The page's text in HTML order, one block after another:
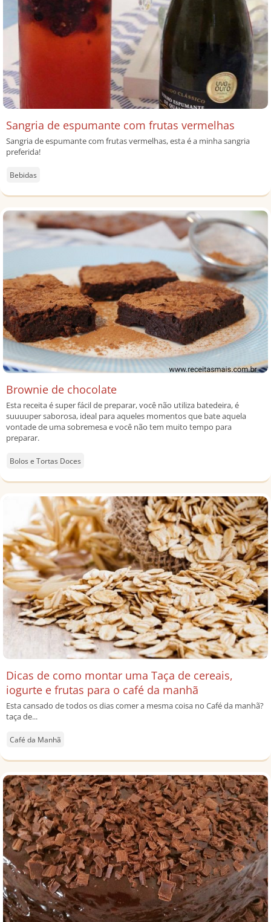
Sangria de espumante com frutas vermelhas
Sangria de espumante com frutas vermelhas, esta é a minha sangria
preferida!
Bebidas
Brownie de chocolate
Esta receita é super fácil de preparar, você não utiliza batedeira, é
suuuuper saborosa, ideal para aqueles momentos que bate aquela
vontade de uma sobremesa e você não tem muito tempo para
preparar.
Bolos e Tortas Doces
Dicas de como montar uma Taça de cereais,
iogurte e frutas para o café da manhã
Esta cansado de todos os dias comer a mesma coisa no Café da manhã?
taça de...
Café da Manhã